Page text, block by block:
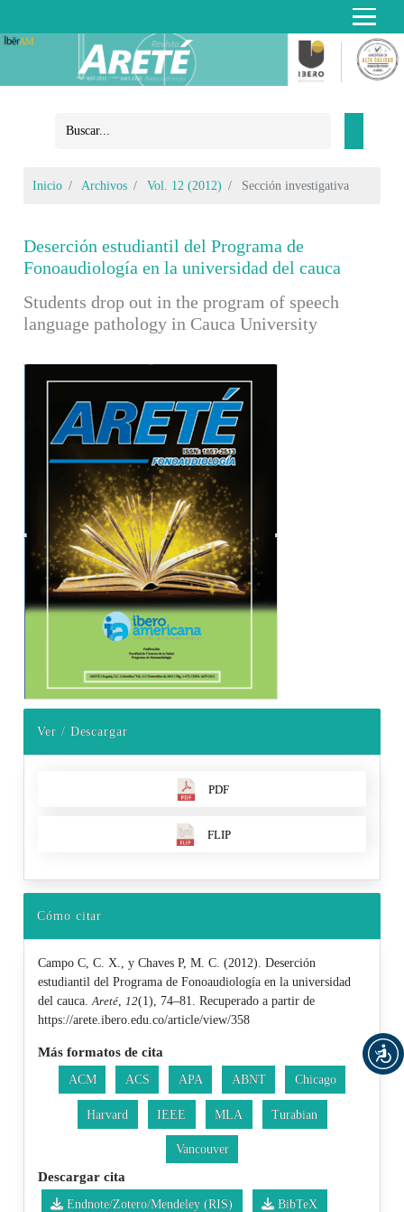
Inicio Archivos Vol. 12 (2012) Sección investigativa
Deserción estudiantil del Programa de
Fonoaudiología en la universidad del cauca
Students drop out in the program of speech
language pathology in Cauca University
Barra lateral del artículo
Ver / Descargar
PDF
FLIP
Cómo citar
Campo C, C. X., y Chaves P, M. C. (2012). Deserción
estudiantil del Programa de Fonoaudiología en la universidad
del cauca.Areté,12(1), 74–81. Recuperado a partir de
https://arete.ibero.edu.co/article/view/358
Más formatos de cita
ACM ACS APA ABNT Chicago
Harvard IEEE MLA Turabian
Vancouver
Descargar cita
Endnote/Zotero/Mendeley (RIS) BibTeX